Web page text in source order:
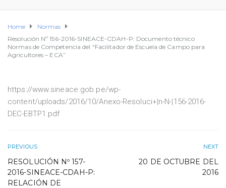
Home
Normas
Resolución Nº 156-2016-SINEACE-CDAH-P: Documento técnico
Normas de Competencia del “Facilitador de Escuela de Campo para
Agricultores – ECA”
https://www.sineace.gob.pe/wp-
content/uploads/2016/10/Anexo-Resoluci+¦n-N-¦156-2016-
DEC-EBTP1.pdf
PREVIOUS
RESOLUCIÓN Nº 157-
2016-SINEACE-CDAH-P:
RELACIÓN DE
NEXT
20 DE OCTUBRE DEL
2016